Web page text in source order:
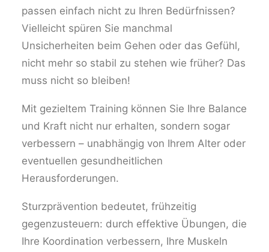
passen einfach nicht zu Ihren Bedürfnissen?
Vielleicht spüren Sie manchmal
Unsicherheiten beim Gehen oder das Gefühl,
nicht mehr so stabil zu stehen wie früher? Das
muss nicht so bleiben!
Mit gezieltem Training können Sie Ihre Balance
und Kraft nicht nur erhalten, sondern sogar
verbessern – unabhängig von Ihrem Alter oder
eventuellen gesundheitlichen
Herausforderungen.
Sturzprävention bedeutet, frühzeitig
gegenzusteuern: durch effektive Übungen, die
Ihre Koordination verbessern, Ihre Muskeln